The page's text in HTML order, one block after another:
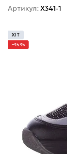
Артикул: X341-1
ХІТ
−15%